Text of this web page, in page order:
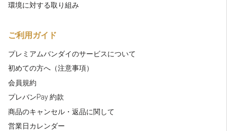
環境に対する取り組み
ご利用ガイド
プレミアムバンダイのサービスについて
初めての方へ（注意事項）
会員規約
プレバンPay 約款
商品のキャンセル・返品に関して
営業日カレンダー